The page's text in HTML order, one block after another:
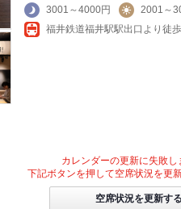
3001～4000円
2001～
福井鉄道福井駅駅出口より徒
カレンダーの更新に失敗し
下記ボタンを押して空席状況を更
空席状況を更新する